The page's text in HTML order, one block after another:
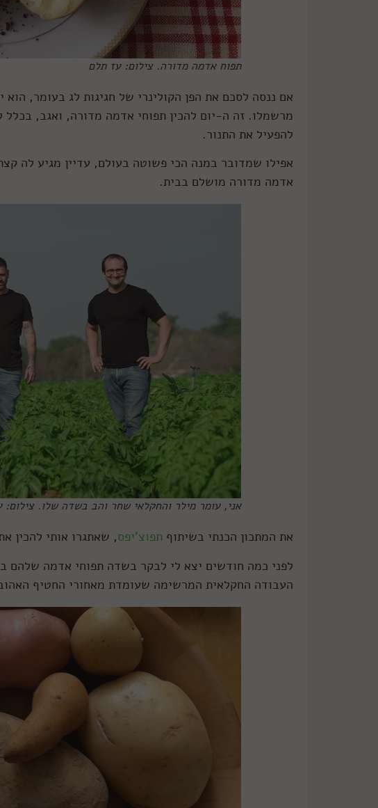
תפוח אדמה מדורה. צילום: עז תלם
אם ננסה לסכם את הפן הקולינרי של חגיגות לג בעומר,
מרשמלו. זה ה-יום להכין תפוחי אדמה מדורה, ואגב,
להפעיל את התנור.
אפילו שמדובר במנה הכי פשוטה בעולם, עדיין מגיע לה
אדמה מדורה מושלם בבית.
אני, עומר מילר והחקלאי שחר והב בשדה שלו. צילום:
את המתכון הכנתי בשיתוף תפוצ'יפס, שאתגרו אותי להכין
לפני כמה חודשים יצא לי לבקר בשדה תפוחי אדמה שלהם
העבודה החקלאית המרשימה שעומדת מאחורי החטיף